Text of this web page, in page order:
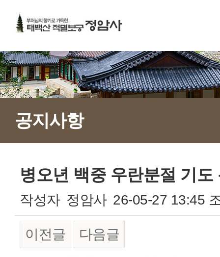
공지사항
병오년 백중 우란분절 기도
작성자 정암사 26-05-27 13:45
이전글 다음글